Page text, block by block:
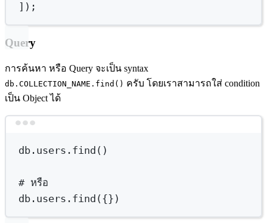
]);
Query
การค้นหา หรือ Query จะเป็น syntax
db.COLLECTION_NAME.find() ครับ โดยเราสามารถใส่ condition
เป็น Object ได้
db.users.find ()
# หรือ
db.users.find({} )